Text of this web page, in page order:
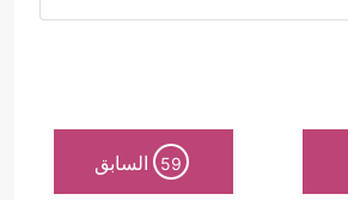
هذه الآيات الخطوط
الولاء والبراء هذه، وكما
59 السابق